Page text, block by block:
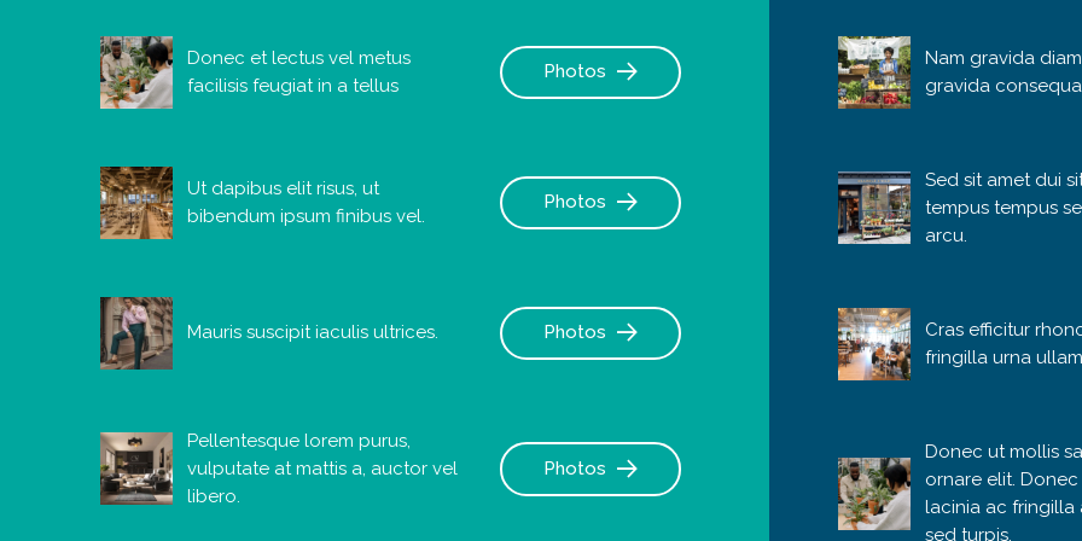
Donec et lectus vel metus
facilisis feugiat in a tellus
Photos
Ut dapibus elit risus, ut
bibendum ipsum finibus vel.
Photos
Mauris suscipit iaculis ultrices. Photos
Pellentesque lorem purus,
vulputate at mattis a, auctor vel
libero.
Photos
Nam gravida
gravida
Sed sit amet dui
tempus tempus
arcu.
Cras efficitur
fringilla urna
Donec ut mollis
ornare elit.
lacinia ac fringilla
sed turpis.